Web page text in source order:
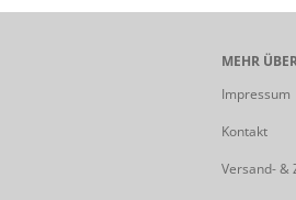
MEHR
Impressum
Kontakt
Versand- &